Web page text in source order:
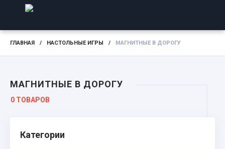
ГЛАВНАЯ / НАСТОЛЬНЫЕ ИГРЫ / МАГНИТНЫЕ В ДОРОГУ
МАГНИТНЫЕ В ДОРОГУ
0 ТОВАРОВ
Категории